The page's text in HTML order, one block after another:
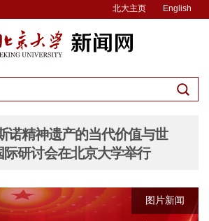
北大主页 English
诺精神遗产的当代价值与世
际研讨会在北京大学举行
图片新闻
图片新闻
图片新闻
图片新闻